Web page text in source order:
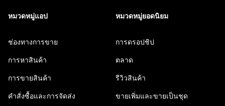
หมวดหมู่แอป
ช่องทางการขาย
การหาสินค้า
การขายสินค้า
คำสั่งซื้อและการจัดส่ง
หมวดหมู่ยอดนิยม
การดรอปชิป
ตลาด
รีวิวสินค้า
ขายเพิ่มและขายเป็นชุด